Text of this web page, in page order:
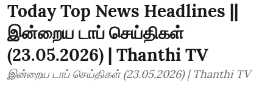
Today Top News Headlines ||
இன்றைய டாப் செய்திகள்
(23.05.2026) | Thanthi TV
இன்றைய டாப் செய்திகள் (23.05.2026) | Thanthi TV